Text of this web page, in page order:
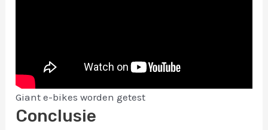
Giant e-bikes worden getest
Conclusie